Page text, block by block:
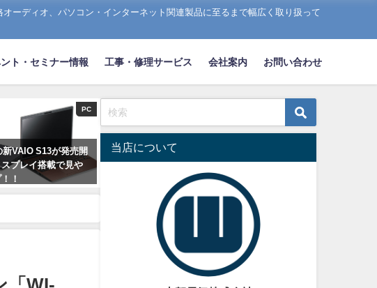
ーディオ、パソコン・インターネット関連製品に至るまで幅広く取り扱って
ト・セミナー情報 工事・修理サービス 会社案内 お問い合わせ
PC
新VAIO S13が発売開
プレイ搭載で見や
！
当店について